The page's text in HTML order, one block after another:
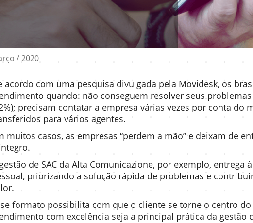
/ 2020
acordo com uma pesquisa divulgada pela Movidesk, os
quando: não conseguem resolver seus
precisam contatar a empresa várias vezes por conta do
para vários agentes.
muitos casos, as empresas “perdem a mão” e deixam de
de SAC da Alta Comunicazione, por exemplo,
priorizando a solução rápida de problemas e
formato possibilita com que o cliente se torne o centro
com excelência seja a principal prática da gestão